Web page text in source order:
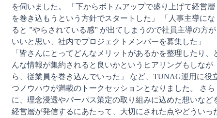
を伺いました。 「下からボトムアップで盛り上げて経営層
を巻き込もうという方針でスタートした」 「人事主導にな
ると ”やらされている感” が出てしまうので社員主導の方が
いいと思い、社内でプロジェクトメンバーを募集した」
「皆さんにとってどんなメリットがあるかを整理したり、
んな情報が集約されると良いかというヒアリングもしなが
ら、従業員を巻き込んでいった」 など、TUNAG運用に役
つノウハウが満載のトークセッションとなりました。 さら
に、理念浸透やパーパス策定の取り組みに込めた想いなど
経営層が発信するにあたって、大切にされた点やどういっ